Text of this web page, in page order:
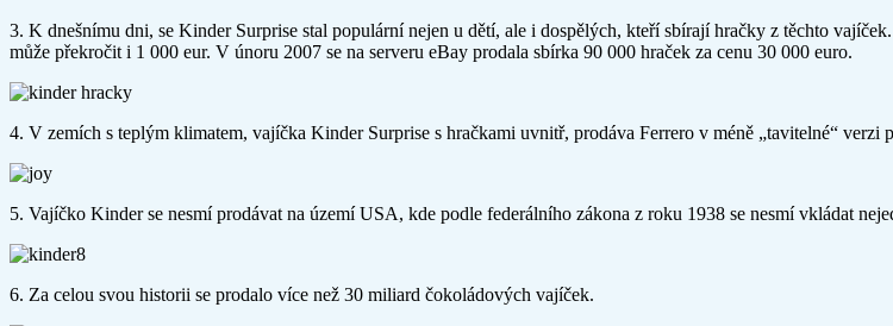
3. K dnešnímu dni, se Kinder Surprise stal populární nejen u dětí, ale i dospělých, kteří sbírají hračky z těchto
může překročit i 1 000 eur. V únoru 2007 se na serveru eBay prodala sbírka 90 000 hraček za cenu 30 000 euro.
4. V zemích s teplým klimatem, vajíčka Kinder Surprise s hračkami uvnitř, prodáva Ferrero v méně „tavitelné“ verzi
5. Vajíčko Kinder se nesmí prodávat na území USA, kde podle federálního zákona z roku 1938 se nesmí vkládat
6. Za celou svou historii se prodalo více než 30 miliard čokoládových vajíček.